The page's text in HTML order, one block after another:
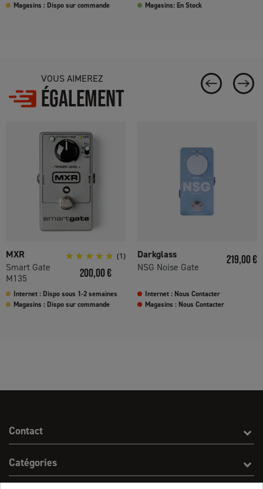
Magasins : Dispo sur commande
Magasins: En Stock
VOUS AIMEREZ
ÉGALEMENT
MXR
Smart Gate
M135
(1)
Prix
200,00 €
Internet : Dispo sous 1-2 semaines
Magasins : Dispo sur commande
Darkglass
NSG Noise Gate
Prix
219,00 €
Internet : Nous Contacter
Magasins : Nous Contacter
Contact
Catégories